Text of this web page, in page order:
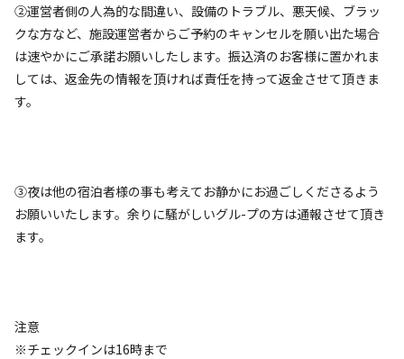
②運営者側の人為的な間違い、設備のトラブル、悪天候、ブラッ
クな方など、施設運営者からご予約のキャンセルを願い出た場合
は速やかにご承諾お願いしたします。振込済のお客様に置かれま
しては、返金先の情報を頂ければ責任を持って返金させて頂きま
す。
③夜は他の宿泊者様の事も考えてお静かにお過ごしくださるよう
お願いいたします。余りに騒がしいグル-プの方は通報させて頂き
ます。
注意
※チェックインは16時まで
■当施設へのご連絡について
当施設は基本メールでのやり取りとさせていただきます。
食事のご予約や施設へのお問合せに関しまして下記メールア
ドレスにお願いします。
す。お部屋の家具などはすべて異なります。内装は選ぶこと
ができませんのでご了承ください。